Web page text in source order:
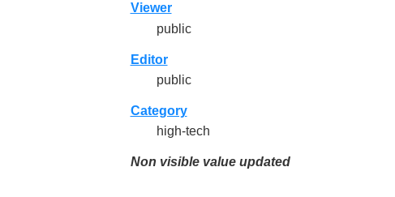
Viewer
public
Editor
public
Category
high-tech
Non visible value updated